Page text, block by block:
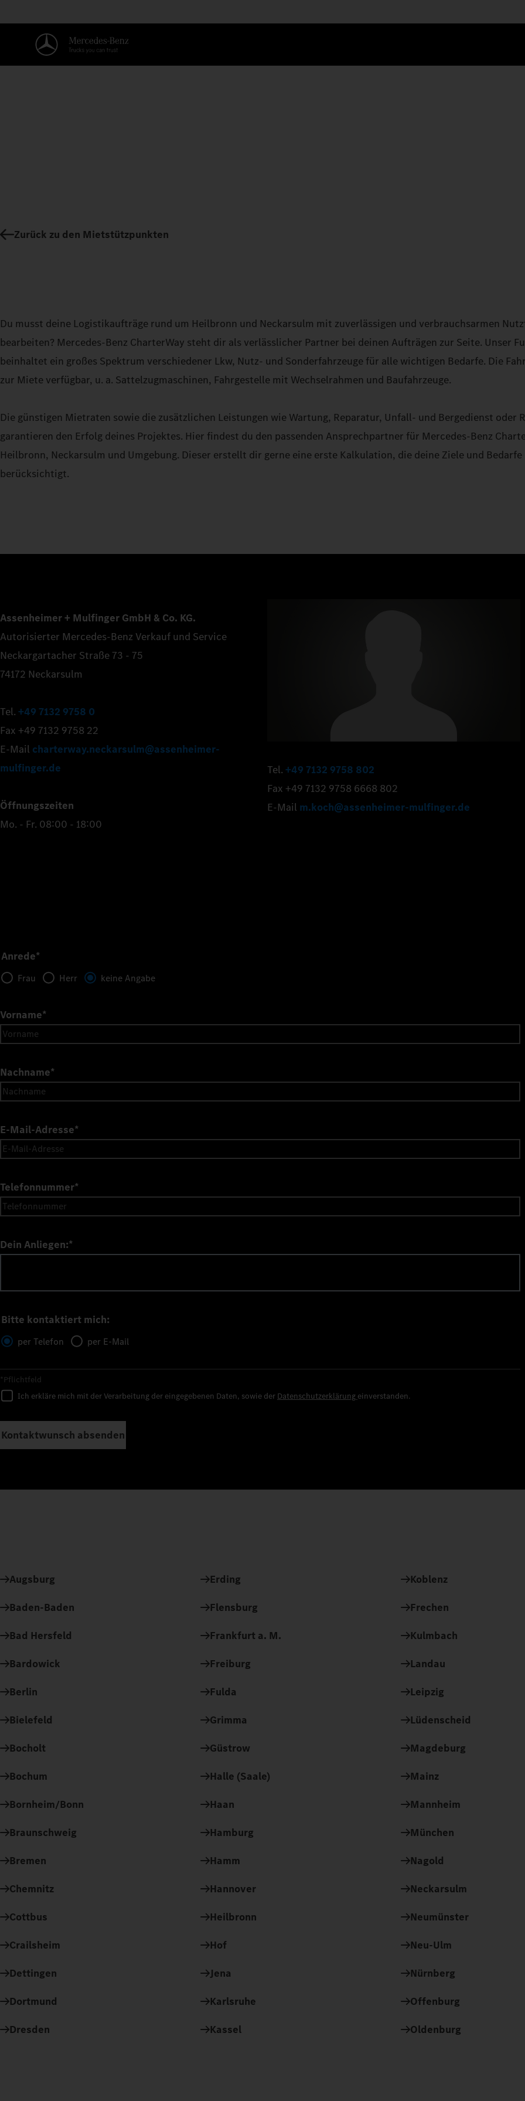
Zurück zu den Mietstützpunkten
Du musst deine Logistikaufträge rund um Heilbronn und Neckarsulm mit zuverlässigen und verbrauchsarmen
bearbeiten? Mercedes-Benz CharterWay steht dir als verlässlicher Partner bei deinen Aufträgen zur Seite. Unser
beinhaltet ein großes Spektrum verschiedener Lkw, Nutz- und Sonderfahrzeuge für alle wichtigen Bedarfe. Die
zur Miete verfügbar, u. a. Sattelzugmaschinen, Fahrgestelle mit Wechselrahmen und Baufahrzeuge.
Die günstigen Mietraten sowie die zusätzlichen Leistungen wie Wartung, Reparatur, Unfall- und Bergedienst oder
garantieren den Erfolg deines Projektes. Hier findest du den passenden Ansprechpartner für Mercedes-Benz
Heilbronn, Neckarsulm und Umgebung. Dieser erstellt dir gerne eine erste Kalkulation, die deine Ziele und Bedarfe
berücksichtigt.
Assenheimer + Mulfinger GmbH & Co. KG.
Autorisierter Mercedes-Benz Verkauf und Service
Neckargartacher Straße 73 - 75
74172 Neckarsulm
Tel. +49 7132 9758 0
Fax +49 7132 9758 22
E-Mail charterway.neckarsulm@assenheimer-
mulfinger.de
Öffnungszeiten
Mo. - Fr. 08:00 - 18:00
Tel. +49 7132 9758 802
Fax +49 7132 9758 6668 802
E-Mail m.koch@assenheimer-mulfinger.de
Anrede*
Frau Herr keine Angabe
Vorname*
Nachname*
E-Mail-Adresse*
Telefonnummer*
Dein Anliegen:*
Bitte kontaktiert mich:
per Telefon per E-Mail
*Pflichtfeld
Ich erkläre mich mit der Verarbeitung der eingegebenen Daten, sowie der Datenschutzerklärung einverstanden.
Kontaktwunsch absenden
Augsburg
Baden-Baden
Bad Hersfeld
Bardowick
Berlin
Bielefeld
Bocholt
Bochum
Bornheim/Bonn
Braunschweig
Bremen
Chemnitz
Cottbus
Crailsheim
Dettingen
Dortmund
Dresden
Erding
Flensburg
Frankfurt a. M.
Freiburg
Fulda
Grimma
Güstrow
Halle (Saale)
Haan
Hamburg
Hamm
Hannover
Heilbronn
Hof
Jena
Karlsruhe
Kassel
Koblenz
Frechen
Kulmbach
Landau
Leipzig
Lüdenscheid
Magdeburg
Mainz
Mannheim
München
Nagold
Neckarsulm
Neumünster
Neu-Ulm
Nürnberg
Offenburg
Oldenburg